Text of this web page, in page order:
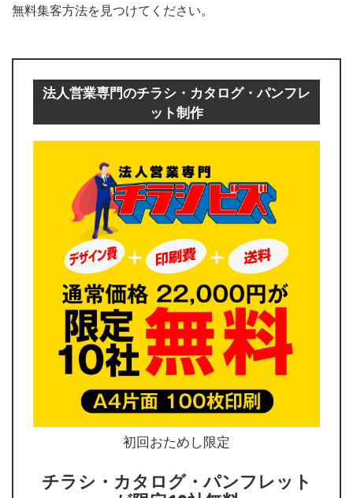
無料集客方法を見つけてください。
法人営業専門のチラシ・カタログ・パンフレ
ット制作
初回おためし限定
チラシ・カタログ・パンフレット